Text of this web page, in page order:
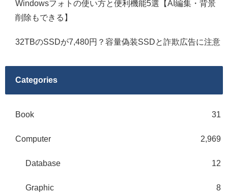
Windowsフォトの使い方と便利機能5選【AI編集・背景
削除もできる】
32TBのSSDが7,480円？容量偽装SSDと詐欺広告に注意
Categories
Book 31
Computer 2,969
Database 12
Graphic 8